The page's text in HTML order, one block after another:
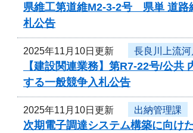
県維工第道維M2-3-2号 県単 道路
札公告
2025年11月10日更新 長良川上流
【建設関連業務】第R7-22号/公
する一般競争入札公告
2025年11月10日更新 出納管理課
次期電子調達システム構築に向け